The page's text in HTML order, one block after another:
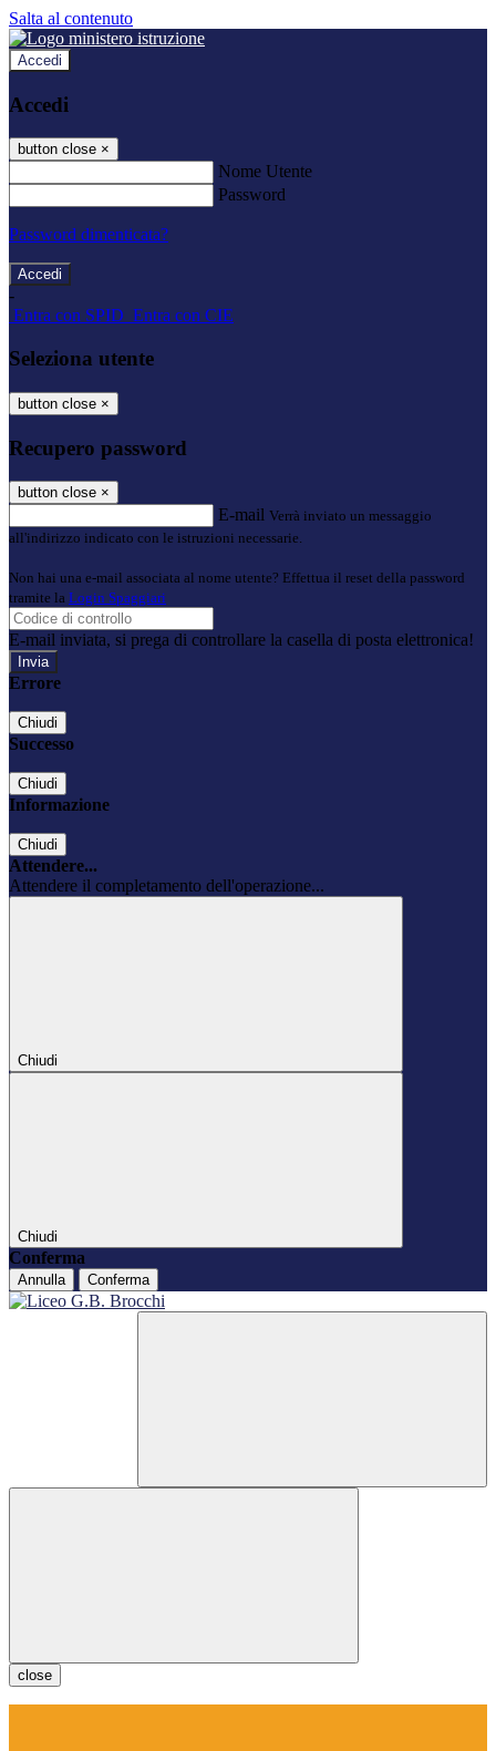
Salta al contenuto
Accedi
Accedi
button close ×
Nome Utente
Password
Password dimenticata?
-
Entra con SPID Entra con CIE
Seleziona utente
button close ×
Recupero password
button close ×
E-mail Verrà inviato un messaggio
all'indirizzo indicato con le istruzioni necessarie.
Non hai una e-mail associata al nome utente? Effettua il reset della password
tramite la Login Spaggiari
E-mail inviata, si prega di controllare la casella di posta elettronica!
Errore
Chiudi
Successo
Chiudi
Informazione
Chiudi
Attendere...
Attendere il completamento dell'operazione...
Chiudi
Chiudi
Conferma
Annulla Conferma
close